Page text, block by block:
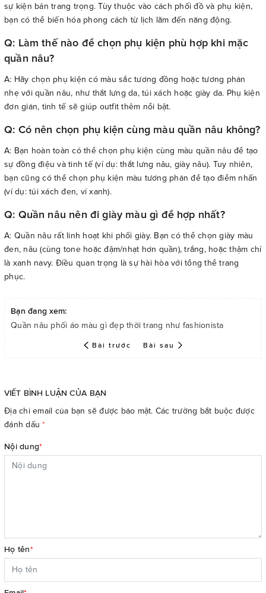
sự kiện bán trang trọng. Tùy thuộc vào cách phối đồ và phụ kiện,
bạn có thể biến hóa phong cách từ lịch lãm đến năng động.
Q: Làm thế nào để chọn phụ kiện phù hợp khi mặc
quần nâu?
A: Hãy chọn phụ kiện có màu sắc tương đồng hoặc tương phản
nhẹ với quần nâu, như thắt lưng da, túi xách hoặc giày da. Phụ kiện
đơn giản, tinh tế sẽ giúp outfit thêm nổi bật.
Q: Có nên chọn phụ kiện cùng màu quần nâu không?
A: Bạn hoàn toàn có thể chọn phụ kiện cùng màu quần nâu để tạo
sự đồng điệu và tinh tế (ví dụ: thắt lưng nâu, giày nâu). Tuy nhiên,
bạn cũng có thể chọn phụ kiện màu tương phản để tạo điểm nhấn
(ví dụ: túi xách đen, ví xanh).
Q: Quần nâu nên đi giày màu gì để hợp nhất?
A: Quần nâu rất linh hoạt khi phối giày. Bạn có thể chọn giày màu
đen, nâu (cùng tone hoặc đậm/nhạt hơn quần), trắng, hoặc thậm chí
là xanh navy. Điều quan trọng là sự hài hòa với tổng thể trang
phục.
Bạn đang xem:
Quần nâu phối áo màu gì đẹp thời trang như fashionista
Bài trước Bài sau
VIẾT BÌNH LUẬN CỦA BẠN
Địa chỉ email của bạn sẽ được bảo mật. Các trường bắt buộc được
đánh dấu*
Nội dung*
Họ tên*